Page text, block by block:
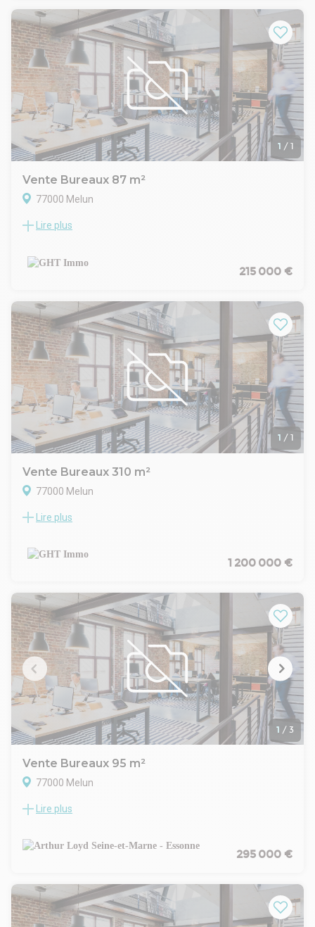
– Accès PMR
– Grande terrasse privative
– Deux places de parking couvertes
– Aménagé en cabinet de kinésithérapie
– Idéal pour toute activité médicale ou paramédicale
Disposition actuelle :
– Espace d'accueil– Grand plateau technique– 7 salles de
soins
– 2 toilettes (dont une aux normes PMR)
nGHT IMMO - 01 48 93 81 23 - Plus d'informations sur
www.ghtimmo.fr (réf. 940049189)
1 / 1
Vente Bureaux 87 m²
77000 Melun
LE CABINET GHT IMMO VOUS PROPOSE
WC ASCENSEUR 3 PLACES DE PARKING
PROCHE CENTRE VILLE ET COMMERCES
nGHT IMMO - 01 48 93 81 23 - Plus d'informations sur
www.ghtimmo.fr (réf. 940043589)
Lire plus
215 000 €
1 / 1
Vente Bureaux 310 m²
77000 Melun
LE CABINET GHT IMMO VOUS PROPOSE
DE MELUN
PARKING 8 PLACES EN SOUS SOL
DISPONIBLE LE 01 JUIN 2025 nGHT IMMO - 01 48 93 81 23 -
Plus d'informations sur www.ghtimmo.fr (réf. 940044764)
Lire plus
1 200 000 €
1 / 3
Vente Bureaux 95 m²
77000 Melun
Arthur Loyd 77 - 91 vous propose à proximité immédiate de
de bureaux. La surface développée est de 95 m² environ. La
surface parcelle de 556 m² environ est clos de murs et la
Les locaux sont en bon état d'entretien.
Honoraires à la charge de l'acquéreur : 12 500 Euros HT soit
15 000 Euros TTC en sus du prix de vente.
Lire plus
295 000 €